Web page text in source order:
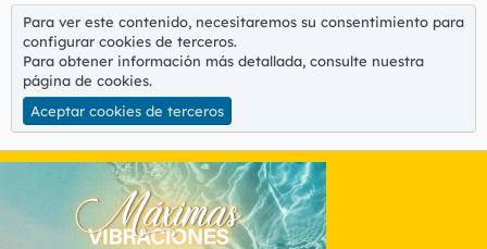
Para ver este contenido, necesitaremos su consentimiento para
configurar cookies de terceros.
Para obtener información más detallada, consulte nuestra
página de cookies.
Aceptar cookies de terceros